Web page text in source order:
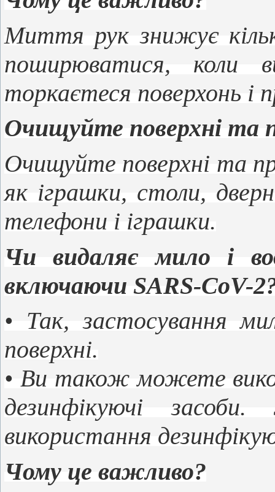
Миття рук знижує
поширюватися, коли
торкаєтеся поверхонь і
Очищуйте поверхні та
Очищуйте поверхні та
як іграшки, столи,
телефони і іграшки.
Чи видаляє мило і
включаючи SARS-CoV-
• Так, застосування
поверхні.
• Ви також можете
дезинфікуючі
використання
Чому це важливо?